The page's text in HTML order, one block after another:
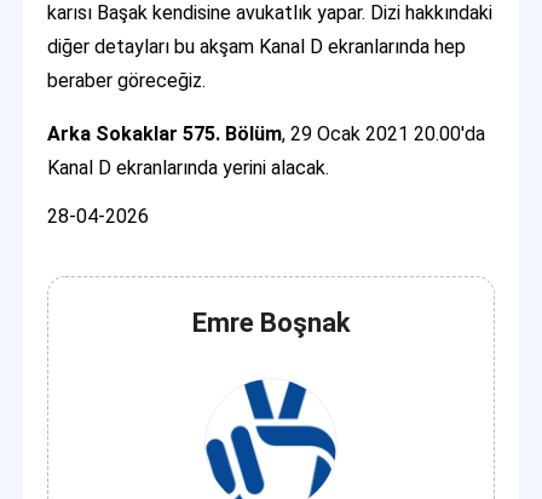
karısı Başak kendisine avukatlık yapar. Dizi hakkındaki
diğer detayları bu akşam Kanal D ekranlarında hep
beraber göreceğiz.
Arka Sokaklar 575. Bölüm, 29 Ocak 2021 20.00'da
Kanal D ekranlarında yerini alacak.
28-04-2026
Emre Boşnak